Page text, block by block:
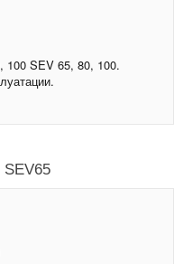
SEV 65, 80, 100.